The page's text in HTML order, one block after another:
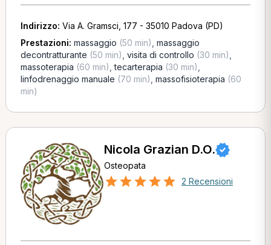
Indirizzo: Via A. Gramsci, 177 - 35010 Padova (PD)
Prestazioni: massaggio (50 min) massaggio
decontratturante (50 min) visita di controllo (30 min)
massoterapia (60 min) ,tecarterapia (30 min)
linfodrenaggio manuale (70 min) massofisioterapia (60
min)
Nicola Grazian D.O.
Osteopata
2 Recensioni